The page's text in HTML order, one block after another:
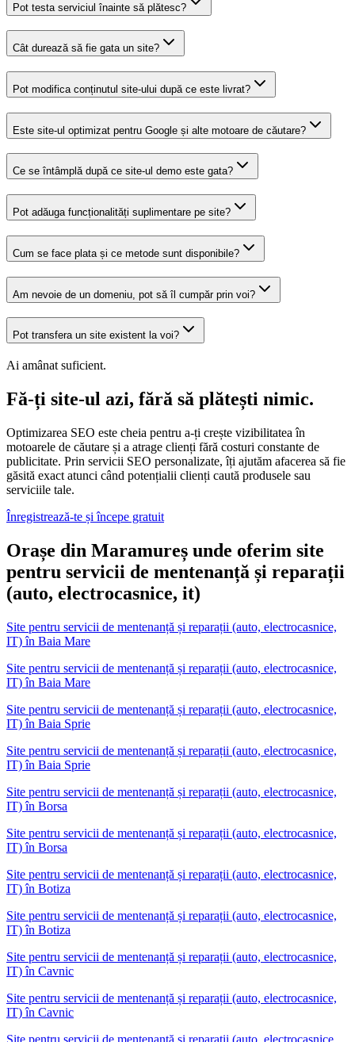
Pot testa serviciul înainte să plătesc?
Cât durează să fie gata un site?
Pot modifica conținutul site-ului după ce este livrat?
Este site-ul optimizat pentru Google și alte motoare de căutare?
Ce se întâmplă după ce site-ul demo este gata?
Pot adăuga funcționalități suplimentare pe site?
Cum se face plata și ce metode sunt disponibile?
Am nevoie de un domeniu, pot să îl cumpăr prin voi?
Pot transfera un site existent la voi?
Ai amânat suficient.
Fă-ți site-ul azi, fără să plătești nimic.
Optimizarea SEO este cheia pentru a-ți crește vizibilitatea în
motoarele de căutare și a atrage clienți fără costuri constante de
publicitate. Prin servicii SEO personalizate, îți ajutăm afacerea să fie
găsită exact atunci când potențialii clienți caută produsele sau
serviciile tale.
Înregistrează-te și începe gratuit
Orașe din Maramureș unde oferim site
pentru servicii de mentenanță și reparații
(auto, electrocasnice, it)
Site pentru servicii de mentenanță și reparații (auto, electrocasnice,
IT)în Baia Mare
Site pentru servicii de mentenanță și reparații (auto, electrocasnice,
IT) în Baia Mare
Site pentru servicii de mentenanță și reparații (auto, electrocasnice,
IT)în Baia Sprie
Site pentru servicii de mentenanță și reparații (auto, electrocasnice,
IT) în Baia Sprie
Site pentru servicii de mentenanță și reparații (auto, electrocasnice,
IT)în Borsa
Site pentru servicii de mentenanță și reparații (auto, electrocasnice,
IT) în Borsa
Site pentru servicii de mentenanță și reparații (auto, electrocasnice,
IT)în Botiza
Site pentru servicii de mentenanță și reparații (auto, electrocasnice,
IT) în Botiza
Site pentru servicii de mentenanță și reparații (auto, electrocasnice,
IT)în Cavnic
Site pentru servicii de mentenanță și reparații (auto, electrocasnice,
IT) în Cavnic
Site pentru servicii de mentenanță și reparații (auto, electrocasnice,